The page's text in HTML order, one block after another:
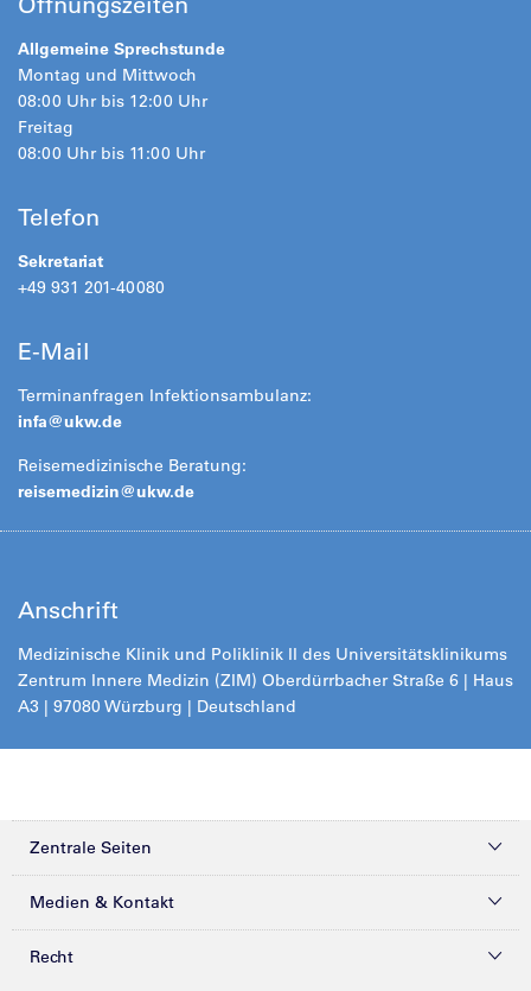
Allgemeine Sprechstunde
Montag und Mittwoch
08:00 Uhr bis 12:00 Uhr
Freitag
08:00 Uhr bis 11:00 Uhr
Telefon
Sekretariat
+49 931 201-40080
E-Mail
Terminanfragen Infektionsambulanz:
infa@ukw.de
Reisemedizinische Beratung:
reisemedizin@ukw.de
Anschrift
Medizinische Klinik und Poliklinik II des Universitätsklinikums
Zentrum Innere Medizin (ZIM) Oberdürrbacher Straße 6 | Haus
A3 | 97080 Würzburg | Deutschland
Zentrale Seiten
Kliniken & Zentren
Medien & Kontakt
Presse
Recht